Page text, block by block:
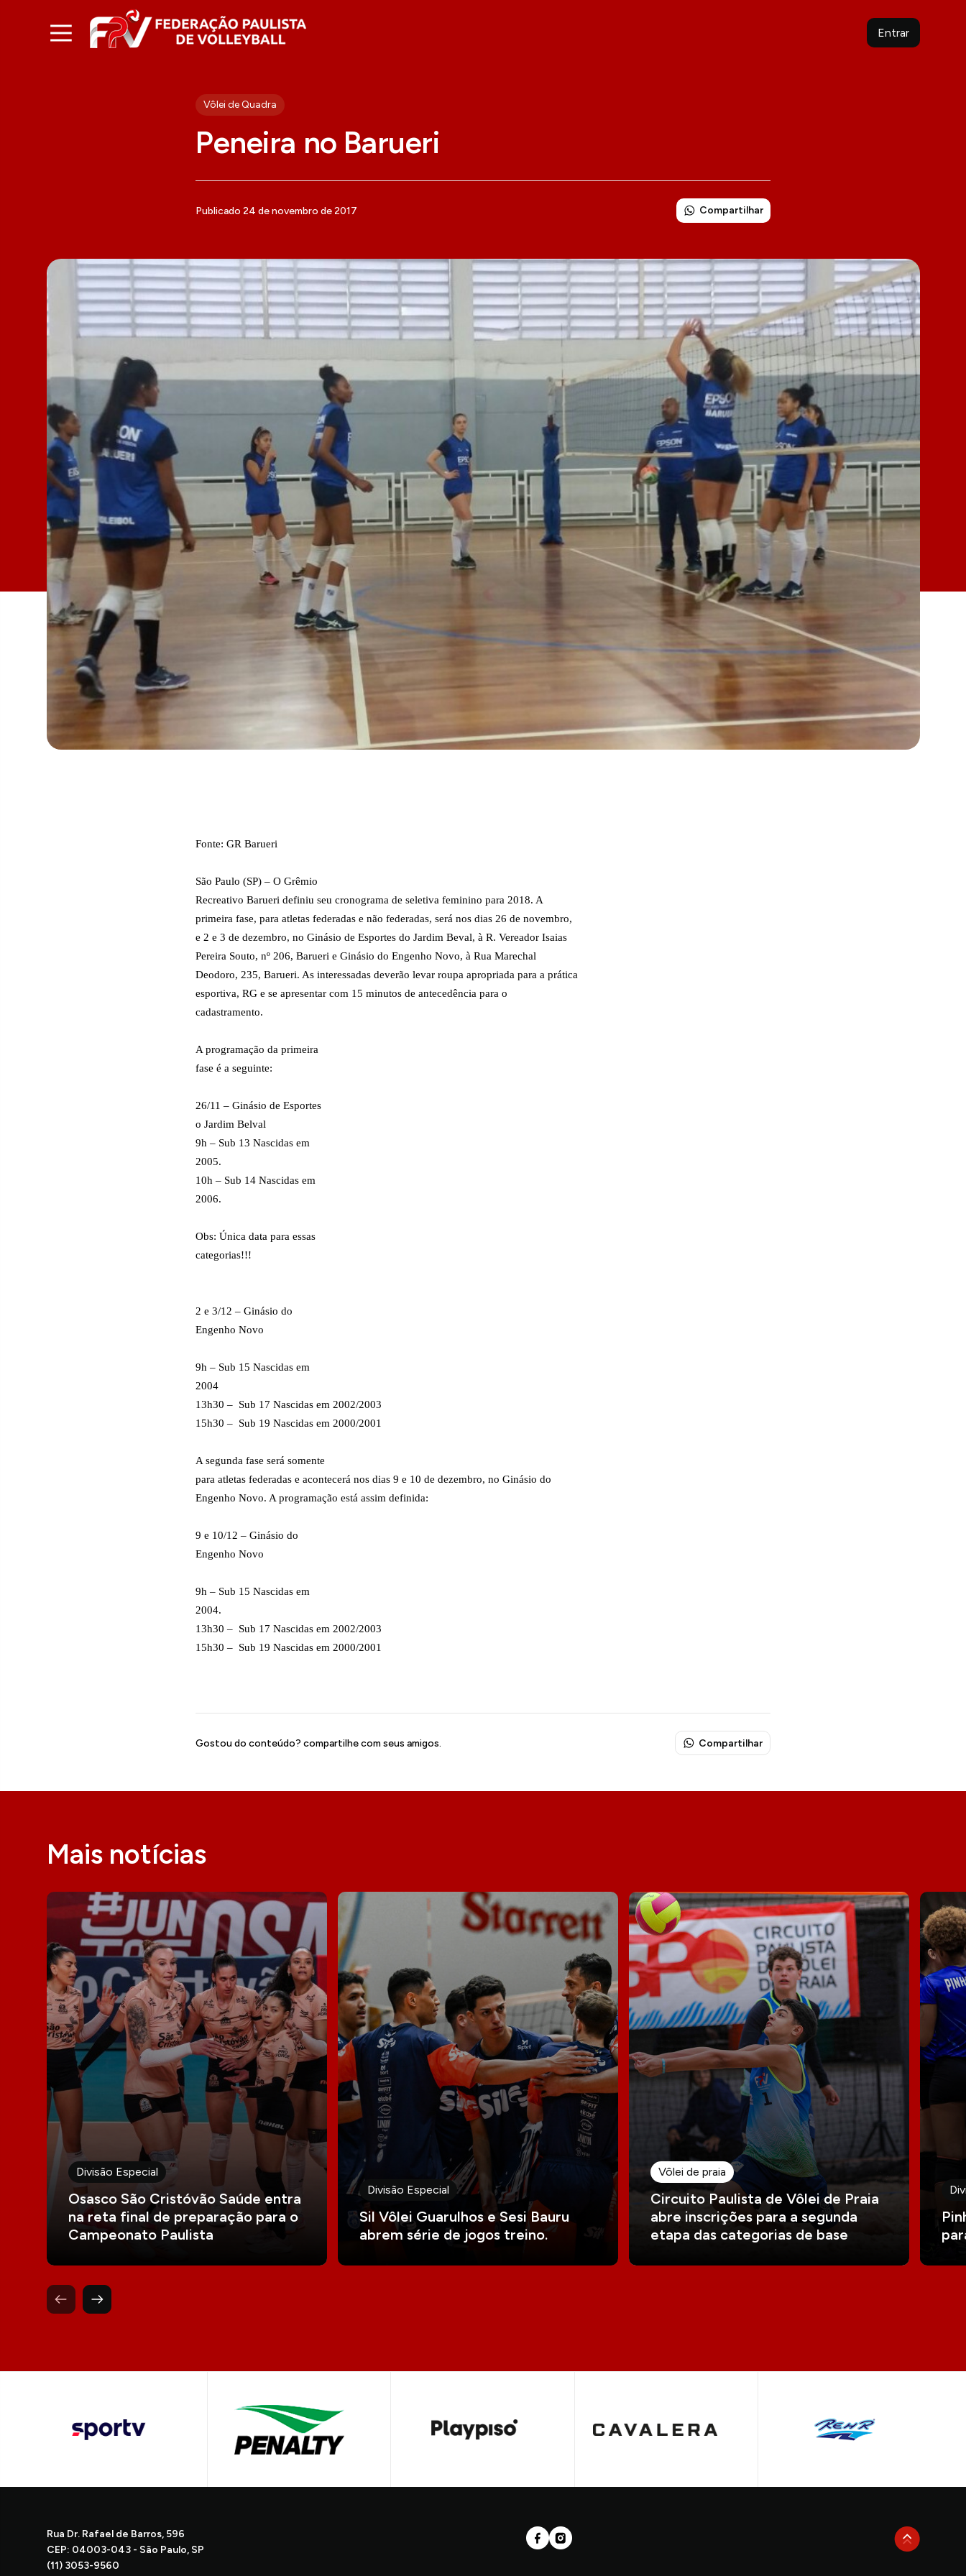
Entrar
Vôlei de Quadra
Peneira no Barueri
Publicado 24 de novembro de 2017 Compartilhar
Fonte: GR Barueri
São Paulo (SP) – O Grêmio
Recreativo Barueri definiu seu cronograma de seletiva feminino para 2018. A
primeira fase, para atletas federadas e não federadas, será nos dias 26 de novembro,
e 2 e 3 de dezembro, no Ginásio de Esportes do Jardim Beval, à R. Vereador Isaias
Pereira Souto, nº 206, Barueri e Ginásio do Engenho Novo, à Rua Marechal
Deodoro, 235, Barueri. As interessadas deverão levar roupa apropriada para a prática
esportiva, RG e se apresentar com 15 minutos de antecedência para o
cadastramento.
A programação da primeira
fase é a seguinte:
26/11 – Ginásio de Esportes
o Jardim Belval
9h – Sub 13 Nascidas em
2005.
10h – Sub 14 Nascidas em
2006.
Obs: Única data para essas
categorias!!!
2 e 3/12 – Ginásio do
Engenho Novo
9h – Sub 15 Nascidas em
2004
13h30 – Sub 17 Nascidas em 2002/2003
15h30 – Sub 19 Nascidas em 2000/2001
A segunda fase será somente
para atletas federadas e acontecerá nos dias 9 e 10 de dezembro, no Ginásio do
Engenho Novo. A programação está assim definida:
9 e 10/12 – Ginásio do
Engenho Novo
9h – Sub 15 Nascidas em
2004.
13h30 – Sub 17 Nascidas em 2002/2003
15h30 – Sub 19 Nascidas em 2000/2001
Gostou do conteúdo? compartilhe com seus amigos. Compartilhar
Mais notícias
Divisão Especial
Osasco São Cristóvão Saúde entra
na reta final de preparação para o
Campeonato Paulista
Divisão Especial
Sil Vôlei Guarulhos e Sesi Bauru
abrem série de jogos treino.
Vôlei de praia
Circuito Paulista de Vôlei de Praia
abre inscrições para a segunda
etapa das categorias de base
Rua Dr. Rafael de Barros, 596
CEP: 04003-043 - São Paulo, SP
(11) 3053-9560